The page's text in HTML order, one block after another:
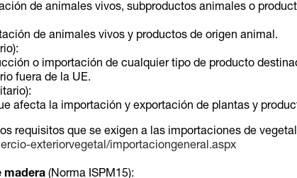
de animales vivos, subproductos animales o
de animales vivos y productos de origen animal.
o importación de cualquier tipo de producto
fuera de la UE.
afecta la importación y exportación de plantas y
requisitos que se exigen a las importaciones de
exteriorvegetal/importaciongeneral.aspx
madera(Norma ISPM15):